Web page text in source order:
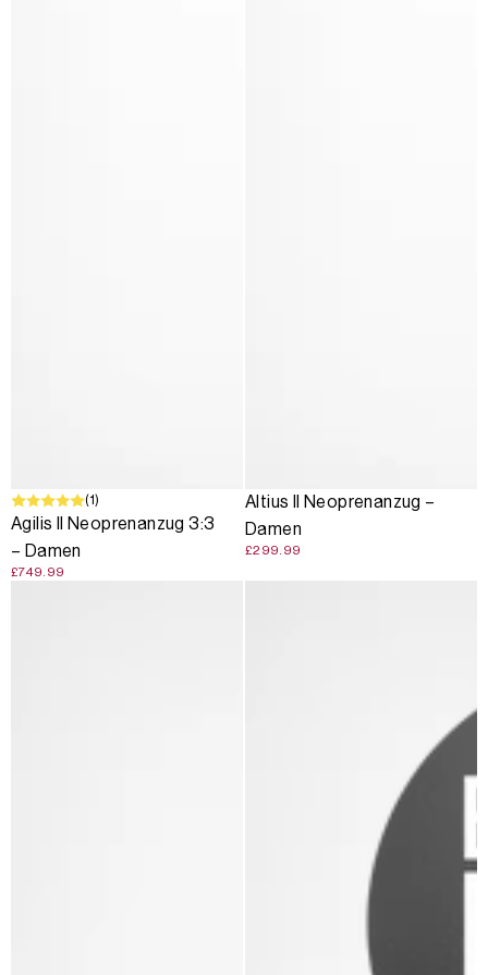
(1)
Agilis II Neoprenanzug 3:3
– Damen
£749.99
Altius II Neoprenanzug –
Damen
£299.99